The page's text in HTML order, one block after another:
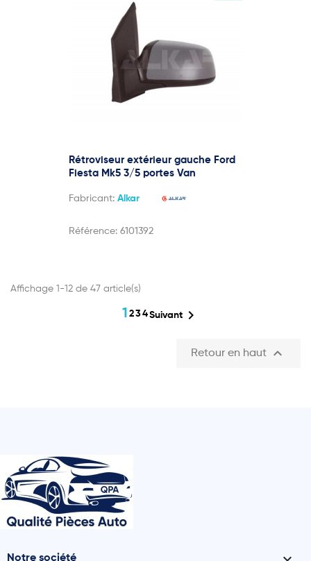
Rétroviseur extérieur gauche Ford
Fiesta Mk5 3/5 portes Van
Fabricant: Alkar
Référence: 6101392
Affichage 1-12 de 47 article(s)
1 234Suivant 
Retour en haut 
Notre société